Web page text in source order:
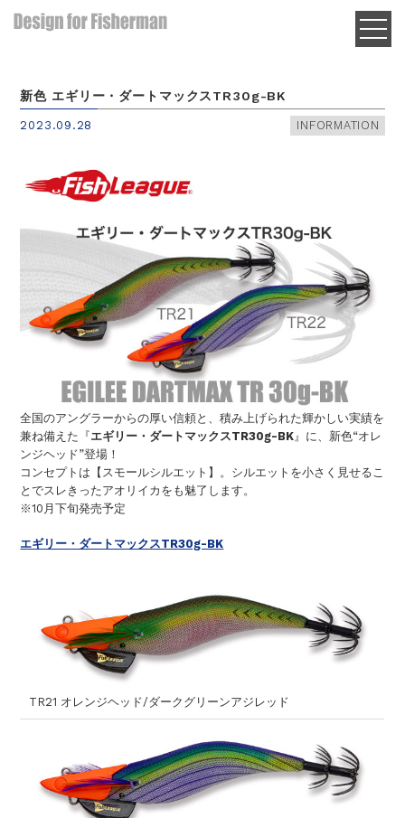
新色 エギリー・ダートマックスTR30g-BK
2023.09.28 INFORMATION
全国のアングラーからの厚い信頼と、積み上げられた輝かしい実績を
兼ね備えた『エギリー・ダートマックスTR30g-BK 』に、新色“オレ
ンジヘッド”登場！
コンセプトは【スモールシルエット】。シルエットを小さく見せるこ
とでスレきったアオリイカをも魅了します。
※10月下旬発売予定
エギリー・ダートマックスTR30g-BK
TR21 オレンジヘッド/ダークグリーンアジレッド